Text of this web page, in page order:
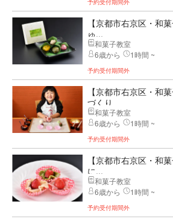
予約受付期間外
【京都市右京区・和
ゅ...
和菓子教室
6歳から
1時間 ~
予約受付期間外
【京都市右京区・和
づくり
和菓子教室
6歳から
1時間 ~
予約受付期間外
【京都市右京区・和
に...
和菓子教室
6歳から
1時間 ~
予約受付期間外